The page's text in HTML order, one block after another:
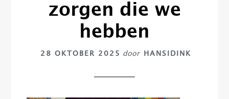
zorgen die we
hebben
28 OKTOBER 2025 door HANSIDINK